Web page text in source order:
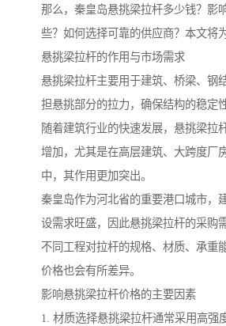
那么，秦皇岛悬挑梁拉杆多少钱？影
些？如何选择可靠的供应商？本文将
悬挑梁拉杆的作用与市场需求
悬挑梁拉杆主要用于建筑、桥梁、钢
担悬挑部分的拉力，确保结构的稳定
随着建筑行业的快速发展，悬挑梁拉
增加，尤其是在高层建筑、大跨度厂
中，其作用更加突出。
秦皇岛作为河北省的重要港口城市，
设需求旺盛，因此悬挑梁拉杆的采购
不同工程对拉杆的规格、材质、承重
价格也会有所差异。
影响悬挑梁拉杆价格的主要因素
1. 材质选择悬挑梁拉杆通常采用高强